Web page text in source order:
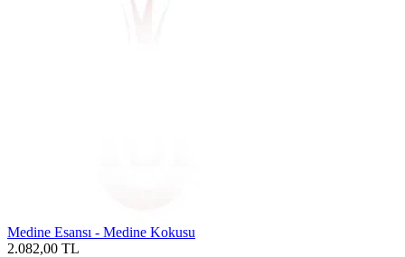
Medine Esansı - Medine Kokusu
2.082,00 TL